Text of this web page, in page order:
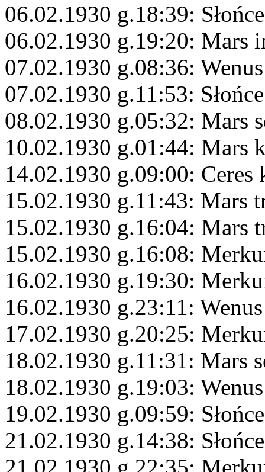
06.02.1930 g.18:39:
06.02.1930 g.19:20: Mars
07.02.1930 g.08:36:
07.02.1930 g.11:53:
08.02.1930 g.05:32: Mars
10.02.1930 g.01:44: Mars
14.02.1930 g.09:00:
15.02.1930 g.11:43: Mars
15.02.1930 g.16:04: Mars
15.02.1930 g.16:08:
16.02.1930 g.19:30:
16.02.1930 g.23:11:
17.02.1930 g.20:25:
18.02.1930 g.11:31: Mars
18.02.1930 g.19:03:
19.02.1930 g.09:59:
21.02.1930 g.14:38:
21.02.1930 g.22:35: